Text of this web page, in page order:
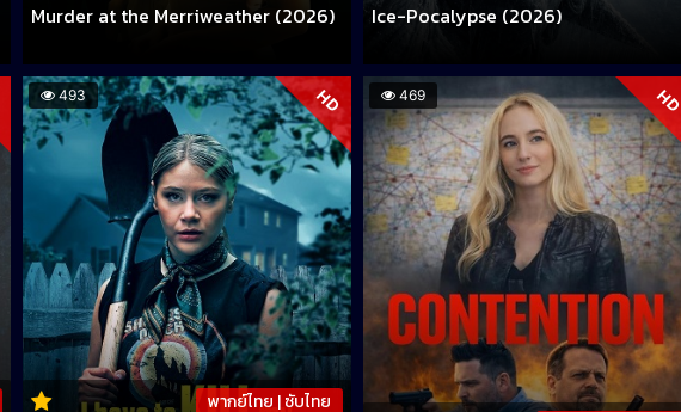
Murder at the Merriweather (2026) Ice-Pocalypse (2026)
493 HD
พากย์ไทย | ซับไทย
469 HD